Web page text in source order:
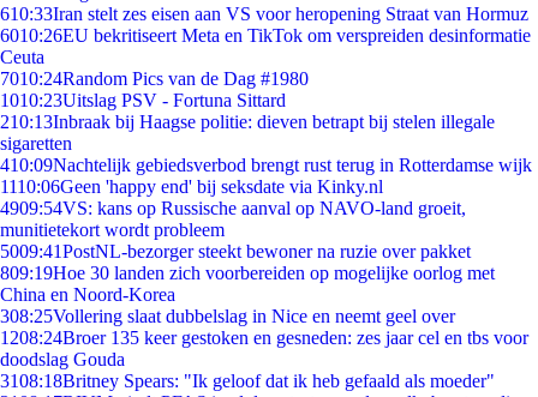
610:33Iran stelt zes eisen aan VS voor heropening Straat van Hormuz
6010:26EU bekritiseert Meta en TikTok om verspreiden desinformatie
Ceuta
7010:24Random Pics van de Dag #1980
1010:23Uitslag PSV - Fortuna Sittard
210:13Inbraak bij Haagse politie: dieven betrapt bij stelen illegale
sigaretten
410:09Nachtelijk gebiedsverbod brengt rust terug in Rotterdamse wijk
1110:06Geen 'happy end' bij seksdate via Kinky.nl
4909:54VS: kans op Russische aanval op NAVO-land groeit,
munitietekort wordt probleem
5009:41PostNL-bezorger steekt bewoner na ruzie over pakket
809:19Hoe 30 landen zich voorbereiden op mogelijke oorlog met
China en Noord-Korea
308:25Vollering slaat dubbelslag in Nice en neemt geel over
1208:24Broer 135 keer gestoken en gesneden: zes jaar cel en tbs voor
doodslag Gouda
3108:18Britney Spears: "Ik geloof dat ik heb gefaald als moeder"